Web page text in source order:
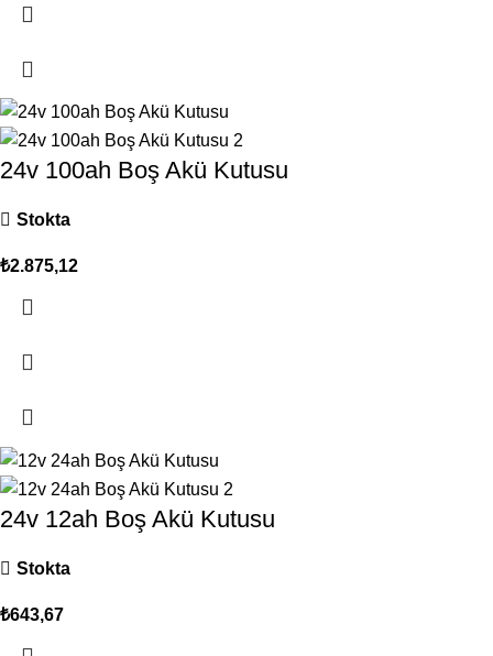
24v 100ah Boş Akü Kutusu
Stokta
₺2.875,12
24v 12ah Boş Akü Kutusu
Stokta
₺643,67